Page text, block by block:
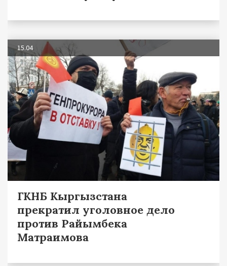
15.04
ГКНБ Кыргызстана
прекратил уголовное дело
против Райымбека
Матраимова